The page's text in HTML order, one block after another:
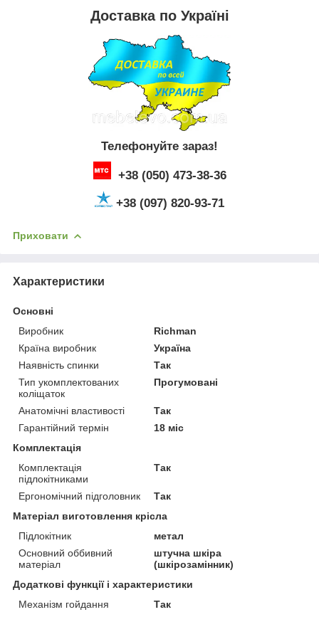
Доставка по Україні
Телефонуйте зараз!
+38 (050) 473-38-36
+38 (097) 820-93-71
Приховати
Характеристики
Основні
Виробник
Richman
Країна виробник
Україна
Наявність спинки
Так
Тип укомплектованих
коліщаток
Прогумовані
Анатомічні властивості
Так
Гарантійний термін
18 міс
Комплектація
Комплектація
підлокітниками
Так
Ергономічний підголовник
Так
Матеріал виготовлення крісла
Підлокітник
метал
Основний оббивний
матеріал
штучна шкіра
(шкірозамінник)
Додаткові функції і характеристики
Механізм гойдання
Так